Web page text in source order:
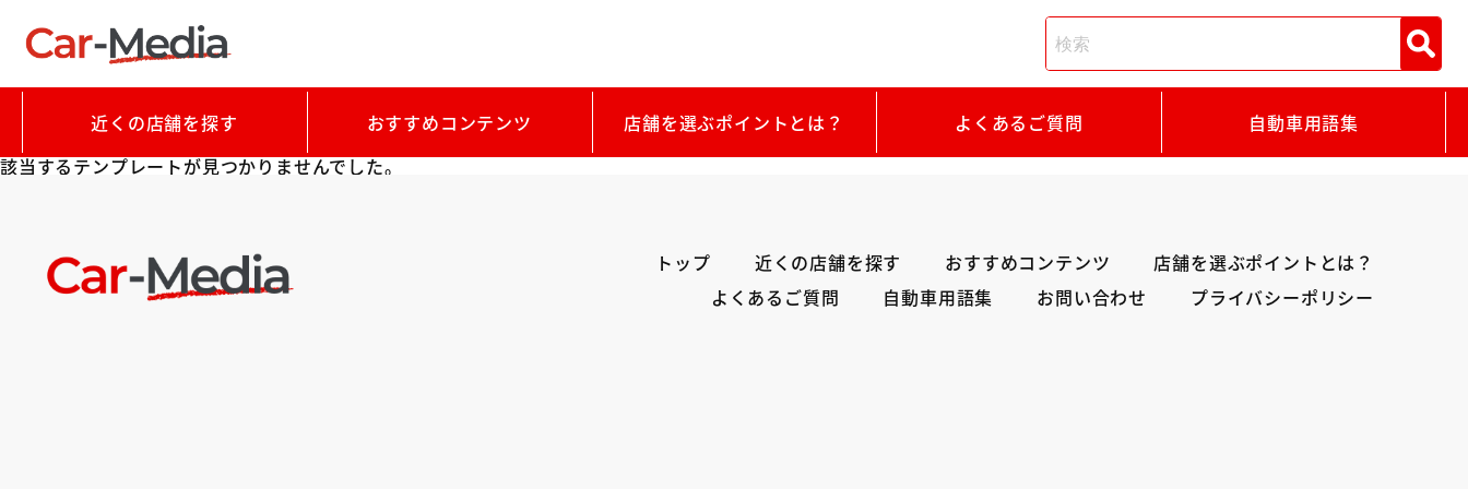
近くの店舗を探す おすすめコンテンツ 店舗を選ぶポイントとは？ よくあるご質問
自動車用語集
該当するテンプレートが見つかりませんでした。
トップ 近くの店舗を探す おすすめコンテンツ
店舗を選ぶポイントとは？
よくあるご質問
自動車用語集 お問い合わせ プライバシーポリシー